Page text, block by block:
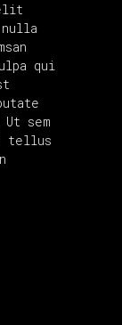
qui
sem
tellus